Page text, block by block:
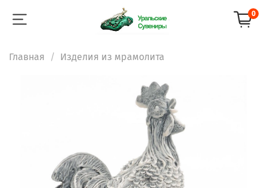
0
Главная Изделия из мрамолита